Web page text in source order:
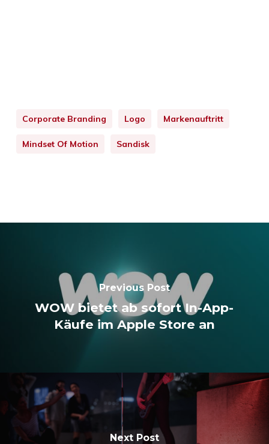
Corporate Branding Logo Markenauftritt
Mindset Of Motion Sandisk
Previous Post
WOW bietet ab sofort In-App-
Käufe im Apple Store an
Next Post